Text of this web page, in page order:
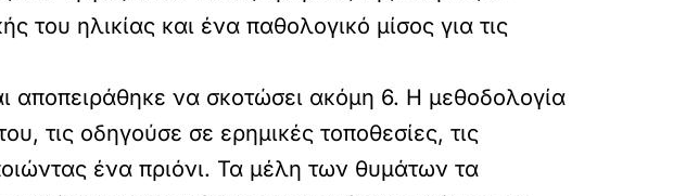
του ηλικίας και ένα παθολογικό μίσος για τις
αποπειράθηκε να σκοτώσει ακόμη 6. Η μεθοδολογία
τις οδηγούσε σε ερημικές τοποθεσίες, τις
ένα πριόνι. Τα μέλη των θυμάτων τα